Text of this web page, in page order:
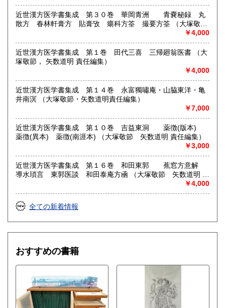
近世漢方医学書集成 第３０巻 華岡青洲 青嚢秘録 丸
散方 春林軒膏方 貼膏攷 瘍科方筌 撮要方筌 （大塚敬
￥4,000
近世漢方医学書集成 第１巻 田代三喜 三帰廻翁医書 （大
塚敬節， 矢数道明 責任編集）
￥4,000
近世漢方医学書集成 第１４巻 永富獨嘯庵・山脇東洋・亀
井南溟 （大塚敬節・矢数道明責任編集）
￥7,000
近世漢方医学書集成 第１０巻 吉益東洞 薬徴(版本)
薬徴(異本) 薬徴(南涯本) （大塚敬節 矢数道明 責任編集）
￥3,000
近世漢方医学書集成 第１６巻 和田東郭 蕉窓方意解
導水瑣言 東郭医談 和田泰庵方凾 （大塚敬節 矢数道明 責
￥4,000
全ての新着情報
おすすめの書籍